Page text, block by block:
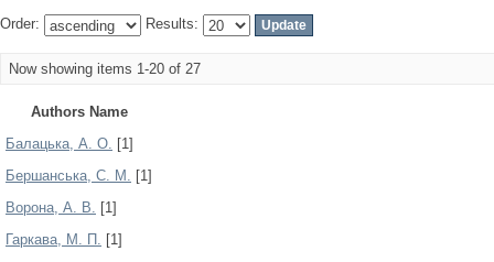
Order: Results:
Now showing items 1-20 of 27
Authors Name
Балацька, А. О. [1]
Бершанська, С. М. [1]
Ворона, А. В. [1]
Гаркава, М. П. [1]